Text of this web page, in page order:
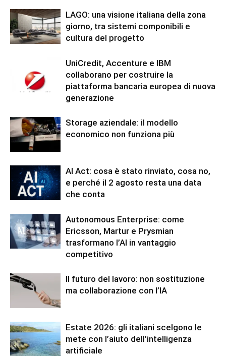
LAGO: una visione italiana della zona
giorno, tra sistemi componibili e
cultura del progetto
UniCredit, Accenture e IBM
collaborano per costruire la
piattaforma bancaria europea di nuova
generazione
Storage aziendale: il modello
economico non funziona più
AI Act: cosa è stato rinviato, cosa no,
e perché il 2 agosto resta una data
che conta
Autonomous Enterprise: come
Ericsson, Martur e Prysmian
trasformano l’AI in vantaggio
competitivo
Il futuro del lavoro: non sostituzione
ma collaborazione con l’IA
Estate 2026: gli italiani scelgono le
mete con l’aiuto dell’intelligenza
artificiale